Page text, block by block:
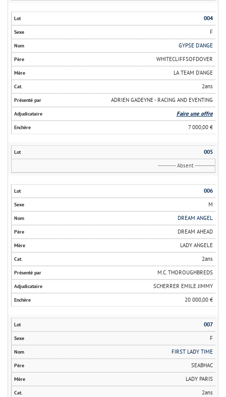
004
F
GYPSE D'ANGE
WHITECLIFFSOFDOVER
LA TEAM D'ANGE
2ans
ADRIEN GADEYNE - RACING AND EVENTING
Faire une offre
7 000,00 €
005
--------- Absent ----------
006
M
DREAM ANGEL
DREAM AHEAD
LADY ANGELE
2ans
M.C. THOROUGHBREDS
SCHERRER EMILE JIMMY
20 000,00 €
007
F
FIRST LADY TIME
SEABHAC
LADY PARIS
2ans